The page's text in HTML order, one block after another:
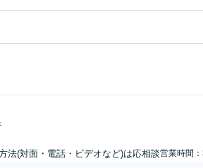
法(対面・電話・ビデオなど)は応相談営業時間